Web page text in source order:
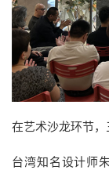
在艺术沙龙环节，
台湾知名设计师